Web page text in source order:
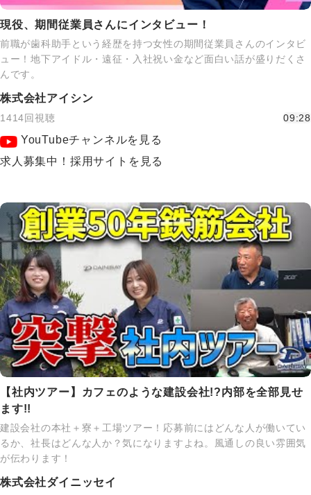
現役、期間従業員さんにインタビュー！
前職が歯科助手という経歴を持つ女性の期間従業員さんのインタビ
ュー！地下アイドル・遠征・入社祝い金など面白い話が盛りだくさ
んです。
株式会社アイシン
1414回視聴 09:28
YouTubeチャンネルを見る
求人募集中！採用サイトを見る
【社内ツアー】カフェのような建設会社!?内部を全部見せ
ます!!
建設会社の本社＋寮＋工場ツアー！応募前にはどんな人が働いてい
るか、社長はどんな人か？気になりますよね。風通しの良い雰囲気
が伝わります！
株式会社ダイニッセイ